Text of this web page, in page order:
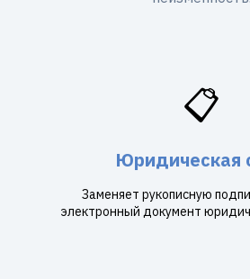
📋
Юридическая
Заменяет рукописную
электронный документ